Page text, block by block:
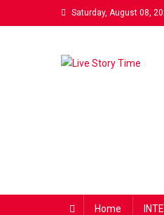
to
Saturday, August 08,
Home